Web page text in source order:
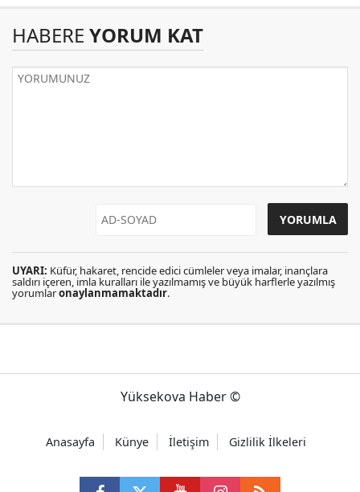
HABERE YORUM KAT
UYARI: Küfür, hakaret, rencide edici cümleler veya imalar, inançlara
saldırı içeren, imla kuralları ile yazılmamış ve büyük harflerle yazılmış
yorumlaronaylanmamaktadır.
Yüksekova Haber ©
Anasayfa Künye İletişim Gizlilik İlkeleri